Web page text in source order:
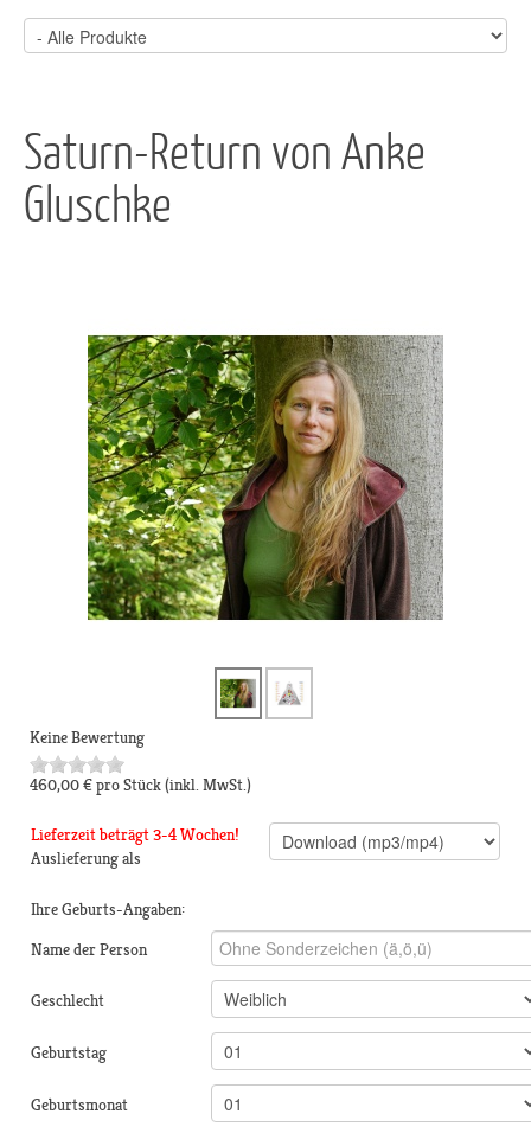
Saturn-Return von Anke
Gluschke
Keine Bewertung
460,00 €pro Stück(inkl. MwSt.)
Lieferzeit beträgt 3-4 Wochen!
Auslieferung als
Ihre Geburts-Angaben:
Name der Person
Geschlecht
Geburtstag
Geburtsmonat